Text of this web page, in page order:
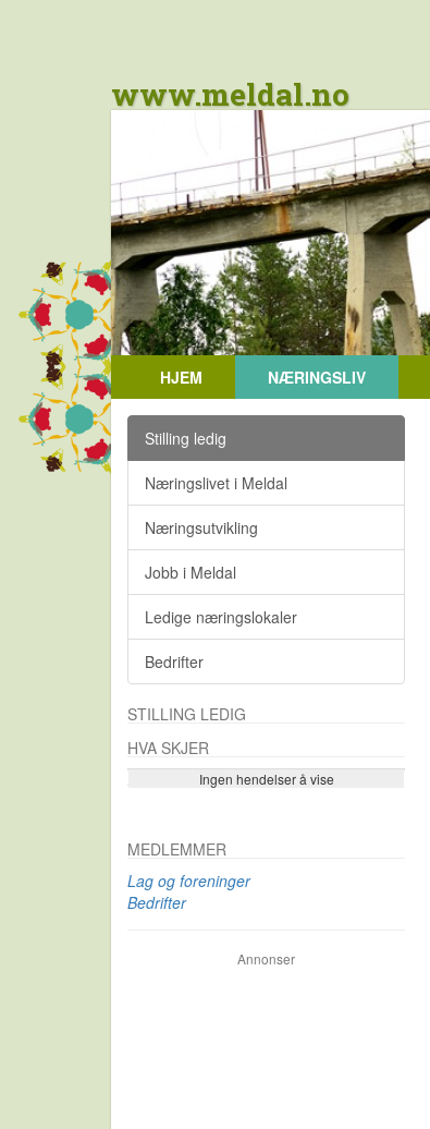
www.meldal.no
HJEM NÆRINGSLIV
Stilling ledig
Næringslivet i Meldal
Næringsutvikling
Jobb i Meldal
Ledige næringslokaler
Bedrifter
STILLING LEDIG
HVA SKJER
Ingen hendelser å vise
Se flere…
MEDLEMMER
Lag og foreninger
Bedrifter
Annonser